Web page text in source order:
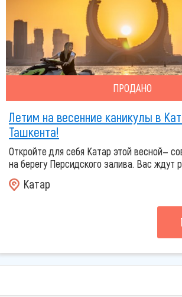
ПРОДАНО
Летим на весенние каникулы в
Ташкента!
Откройте для себя Катар этой весной—
на берегу Персидского залива. Вас ждут
Катар